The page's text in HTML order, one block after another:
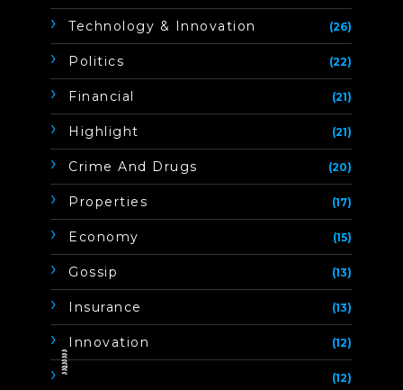
Technology & Innovation (26)
Politics (22)
Financial (21)
Highlight (21)
Crime And Drugs (20)
Properties (17)
Economy (15)
Gossip (13)
Insurance (13)
Innovation (12)
(12)